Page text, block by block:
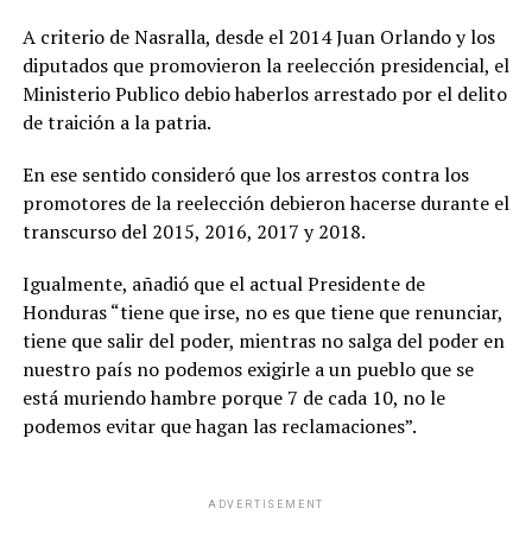
A criterio de Nasralla, desde el 2014 Juan Orlando y los
diputados que promovieron la reelección presidencial, el
Ministerio Publico debio haberlos arrestado por el delito
de traición a la patria.
En ese sentido consideró que los arrestos contra los
promotores de la reelección debieron hacerse durante el
transcurso del 2015, 2016, 2017 y 2018.
Igualmente, añadió que el actual Presidente de
Honduras “tiene que irse, no es que tiene que renunciar,
tiene que salir del poder, mientras no salga del poder en
nuestro país no podemos exigirle a un pueblo que se
está muriendo hambre porque 7 de cada 10, no le
podemos evitar que hagan las reclamaciones”.
ADVERTISEMENT